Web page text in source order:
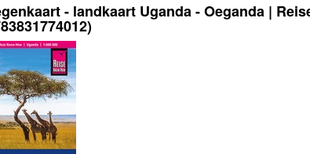
- landkaart Uganda - Oeganda |